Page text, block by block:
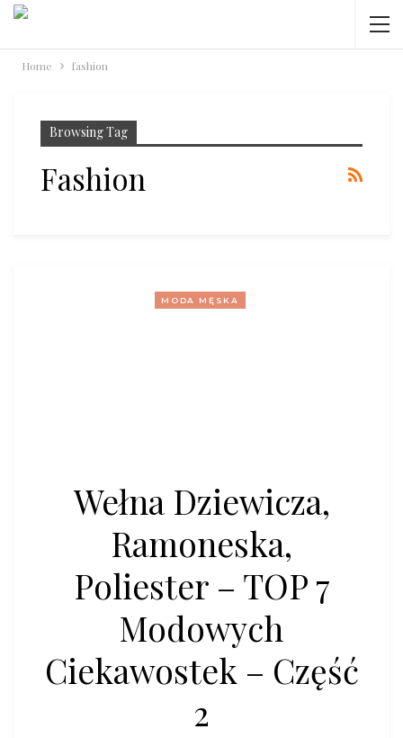
Home fashion
Browsing Tag
Fashion
MODA MĘSKA
Wełna Dziewicza,
Ramoneska,
Poliester – TOP 7
Modowych
Ciekawostek – Część
2